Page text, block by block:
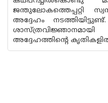
ജന്തുലോകത്തെപ്പറ്റി
അദ്ദേഹം
അദ്ദേഹത്തിന്റെ